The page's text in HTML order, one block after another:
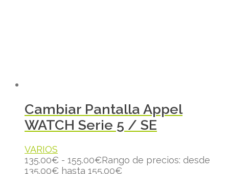
Cambiar Pantalla Appel
WATCH Serie 5 / SE
VARIOS
135.00€ - 155.00€Rango de precios: desde
135.00€ hasta 155.00€